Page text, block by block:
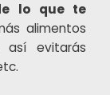
lo que te
alimentos
así evitarás